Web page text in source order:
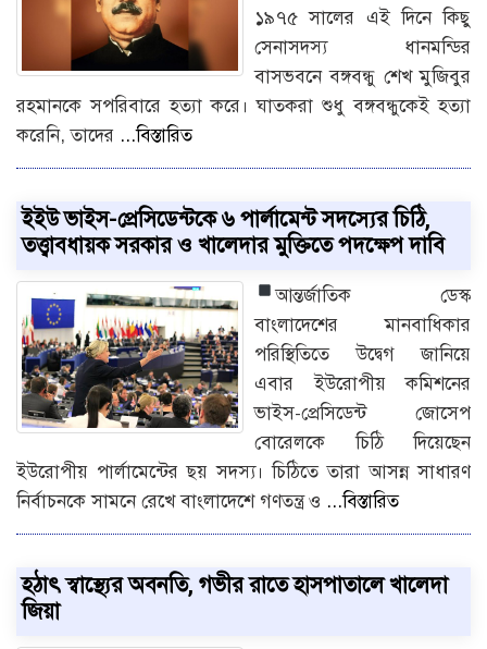
১৯৭৫ সালের এই দিনে কিছু
সেনাসদস্য ধানমন্ডির
বাসভবনে বঙ্গবন্ধু শেখ মুজিবুর
রহমানকে সপরিবারে হত্যা করে। ঘাতকরা শুধু বঙ্গবন্ধুকেই হত্যা
করেনি, তাদের ...বিস্তারিত
ইইউ ভাইস-প্রেসিডেন্টকে ৬ পার্লামেন্ট সদস্যের চিঠি,
তত্ত্বাবধায়ক সরকার ও খালেদার মুক্তিতে পদক্ষেপ দাবি
আন্তর্জাতিক ডেস্ক
বাংলাদেশের মানবাধিকার
পরিস্থিতিতে উদ্বেগ জানিয়ে
এবার ইউরোপীয় কমিশনের
ভাইস-প্রেসিডেন্ট জোসেপ
বোরেলকে চিঠি দিয়েছেন
ইউরোপীয় পার্লামেন্টের ছয় সদস্য। চিঠিতে তারা আসন্ন সাধারণ
নির্বাচনকে সামনে রেখে বাংলাদেশে গণতন্ত্র ও ...বিস্তারিত
হঠাৎ স্বাস্থ্যের অবনতি, গভীর রাতে হাসপাতালে খালেদা
জিয়া